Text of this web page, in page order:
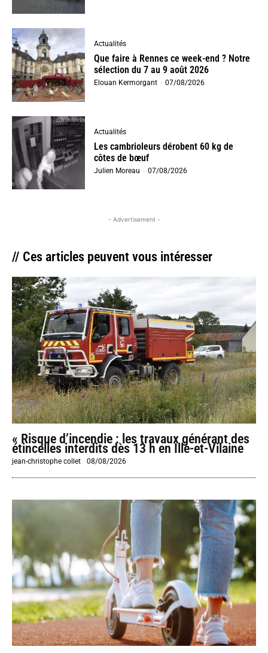
Actualités
Que faire à Rennes ce week-end ? Notre
sélection du 7 au 9 août 2026
Elouan Kermorgant - 07/08/2026
Actualités
Les cambrioleurs dérobent 60 kg de
côtes de bœuf
Julien Moreau - 07/08/2026
- Advertisement -
// Ces articles peuvent vous intéresser
« Risque d’incendie : les travaux générant des
étincelles interdits dès 13 h en Ille-et-Vilaine
jean-christophe collet -08/08/2026